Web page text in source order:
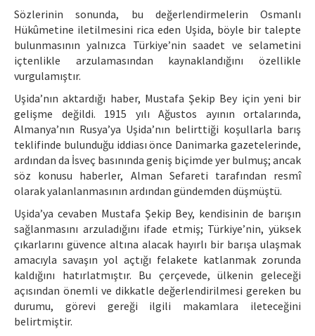
Sözlerinin sonunda, bu değerlendirmelerin Osmanlı
Hükûmetine iletilmesini rica eden Uşida, böyle bir talepte
bulunmasının yalnızca Türkiye’nin saadet ve selametini
içtenlikle arzulamasından kaynaklandığını özellikle
vurgulamıştır.
Uşida’nın aktardığı haber, Mustafa Şekip Bey için yeni bir
gelişme değildi. 1915 yılı Ağustos ayının ortalarında,
Almanya’nın Rusya’ya Uşida’nın belirttiği koşullarla barış
teklifinde bulunduğu iddiası önce Danimarka gazetelerinde,
ardından da İsveç basınında geniş biçimde yer bulmuş; ancak
söz konusu haberler, Alman Sefareti tarafından resmî
olarak yalanlanmasının ardından gündemden düşmüştü.
Uşida’ya cevaben Mustafa Şekip Bey, kendisinin de barışın
sağlanmasını arzuladığını ifade etmiş; Türkiye’nin, yüksek
çıkarlarını güvence altına alacak hayırlı bir barışa ulaşmak
amacıyla savaşın yol açtığı felakete katlanmak zorunda
kaldığını hatırlatmıştır. Bu çerçevede, ülkenin geleceği
açısından önemli ve dikkatle değerlendirilmesi gereken bu
durumu, görevi gereği ilgili makamlara ileteceğini
belirtmiştir.